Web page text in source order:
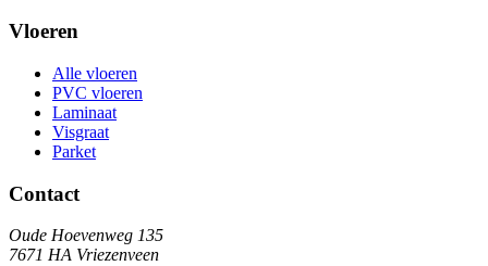
Vloeren
Alle vloeren
PVC vloeren
Laminaat
Visgraat
Parket
Contact
Oude Hoevenweg 135
7671 HA Vriezenveen